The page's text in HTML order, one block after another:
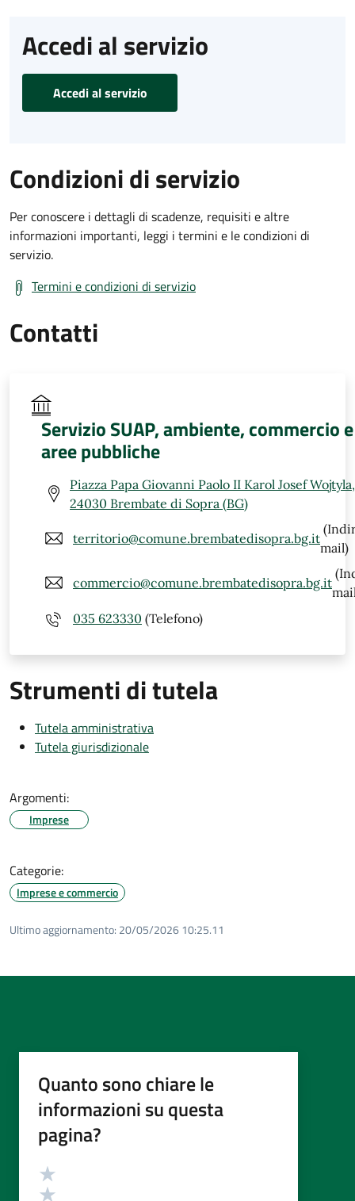
Accedi al servizio
Accedi al servizio
Condizioni di servizio
Per conoscere i dettagli di scadenze, requisiti e altre
informazioni importanti, leggi i termini e le condizioni di
servizio.
Termini e condizioni di servizio
Contatti
Servizio SUAP, ambiente, commercio e
aree pubbliche
Piazza Papa Giovanni Paolo II Karol Josef
24030 Brembate di Sopra (BG)
territorio@comune.brembatedisopra.bg.it
mail)
commercio@comune.brembatedisopra.bg.it
035 623330 (Telefono)
Strumenti di tutela
Tutela amministrativa
Tutela giurisdizionale
Argomenti:
Imprese
Categorie:
Imprese e commercio
Ultimo aggiornamento: 20/05/2026 10:25.11
Quanto sono chiare le
informazioni su questa
pagina?
Valutazione